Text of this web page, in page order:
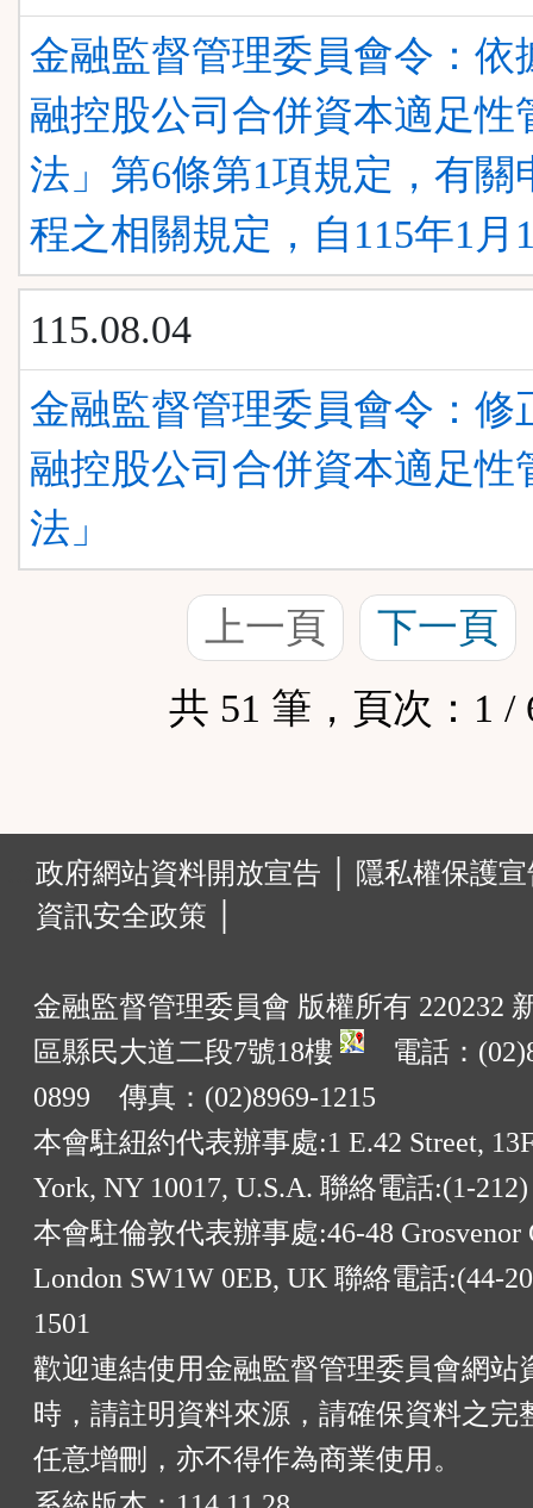
金融監督管理委員會令：依
融控股公司合併資本適足性
法」第6條第1項規定，有關
程之相關規定，自115年1月
115.08.04
金融監督管理委員會令：修
融控股公司合併資本適足性
法」
上一頁
下一頁
共 51 筆，頁次：1 /
政府網站資料開放宣告 │
隱私權保護
資訊安全政策 │
金融監督管理委員會 版權所有 220232
區縣民大道二段7號18樓
電話：
0899 傳真：(02)8969-1215
本會駐紐約代表辦事處:1 E.42 Street,
York, NY 10017, U.S.A. 聯絡電話:(1-212)
本會駐倫敦代表辦事處:46-48 Grosvenor
London SW1W 0EB, UK 聯絡電話:(44-
1501
歡迎連結使用金融監督管理委員會網站
時，請註明資料來源，請確保資料之完
任意增刪，亦不得作為商業使用。